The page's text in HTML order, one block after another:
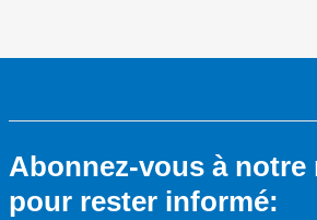
Abonnez-vous à notre
pour rester informé: